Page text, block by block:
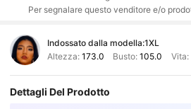
Per segnalare questo venditore e/o
Indossato dalla modella:1XL
Altezza: 173.0 Busto:105.0 Vita:
Dettagli Del Prodotto